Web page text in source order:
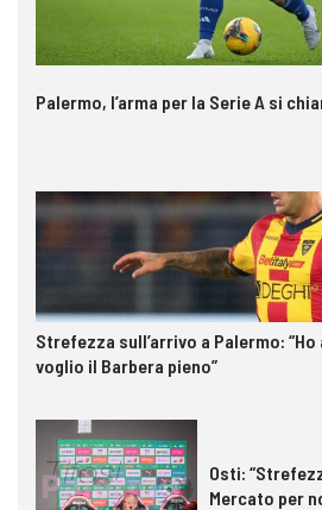
Palermo, l’arma per la Serie A si
Strefezza sull’arrivo a Palermo:
voglio il Barbera pieno”
Osti:
Mercato per